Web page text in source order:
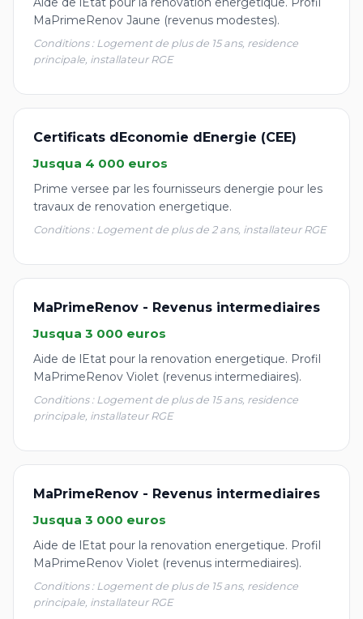
MaPrimeRenov Jaune (revenus modestes).
Conditions : Logement de plus de 15 ans, residence
principale, installateur RGE
Certificats dEconomie dEnergie (CEE)
Jusqua 4 000 euros
Prime versee par les fournisseurs denergie pour les
travaux de renovation energetique.
Conditions : Logement de plus de 2 ans, installateur RGE
MaPrimeRenov - Revenus intermediaires
Jusqua 3 000 euros
Aide de lEtat pour la renovation energetique. Profil
MaPrimeRenov Violet (revenus intermediaires).
Conditions : Logement de plus de 15 ans, residence
principale, installateur RGE
MaPrimeRenov - Revenus intermediaires
Jusqua 3 000 euros
Aide de lEtat pour la renovation energetique. Profil
MaPrimeRenov Violet (revenus intermediaires).
Conditions : Logement de plus de 15 ans, residence
principale, installateur RGE